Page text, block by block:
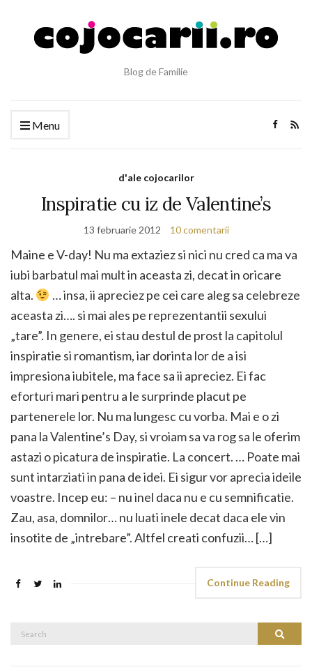
Blog de Familie
Menu
d'ale cojocarilor
Inspiratie cu iz de Valentine’s
13 februarie 2012 10 comentarii
Maine e V-day! Nu ma extaziez si nici nu cred ca ma va
iubi barbatul mai mult in aceasta zi, decat in oricare
alta.
… insa, ii apreciez pe cei care aleg sa celebreze
aceasta zi…. si mai ales pe reprezentantii sexului
„tare”. In genere, ei stau destul de prost la capitolul
inspiratie si romantism, iar dorinta lor de a isi
impresiona iubitele, ma face sa ii apreciez. Ei fac
eforturi mari pentru a le surprinde placut pe
partenerele lor. Nu ma lungesc cu vorba. Mai e o zi
pana la Valentine’s Day, si vroiam sa va rog sa le oferim
astazi o picatura de inspiratie. La concert. … Poate mai
sunt intarziati in pana de idei. Ei sigur vor aprecia ideile
voastre. Incep eu: – nu inel daca nu e cu semnificatie.
Zau, asa, domnilor… nu luati inele decat daca ele vin
insotite de „intrebare”. Altfel creati confuzii… […]
Continue Reading
Search